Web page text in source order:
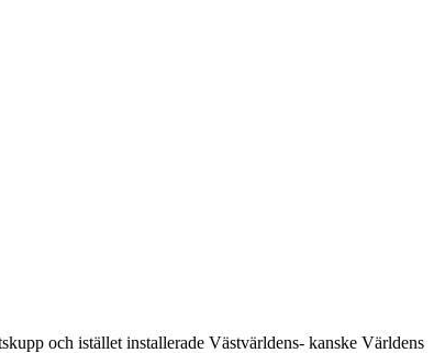
och istället installerade Västvärldens- kanske Världens